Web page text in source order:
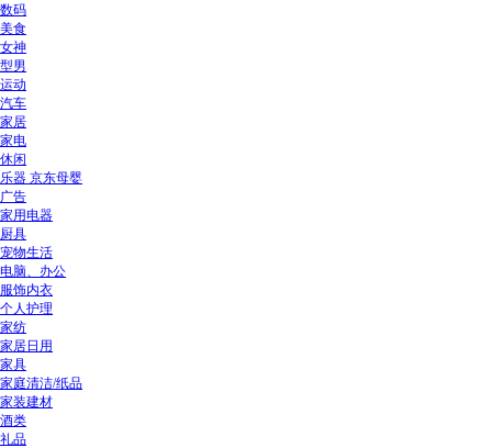
数码
美食
女神
型男
运动
汽车
家居
家电
休闲
乐器 京东母婴
广告
家用电器
厨具
宠物生活
电脑、办公
服饰内衣
个人护理
家纺
家居日用
家具
家庭清洁/纸品
家装建材
酒类
礼品